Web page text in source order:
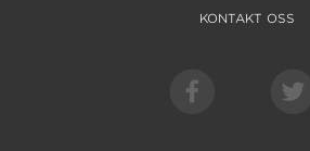
KONTAKT OSS